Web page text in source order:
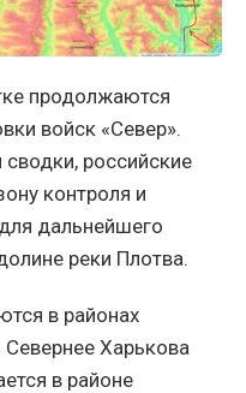
продолжаются
войск «Север».
российские
контроля и
дальнейшего
реки Плотва.
в районах
Харькова
в районе